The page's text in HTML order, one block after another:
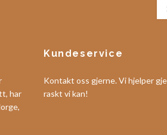
har
Kundeservice
Kontakt oss gjerne. Vi hjelper
raskt vi kan!